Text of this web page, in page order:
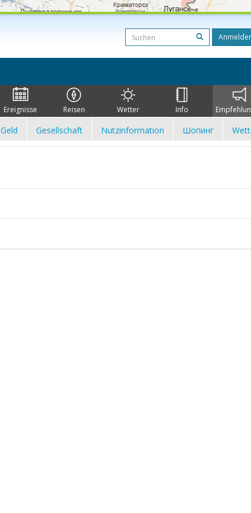
Ereignisse Reisen Wetter Info
Geld Gesellschaft Nutzinformation Шопинг